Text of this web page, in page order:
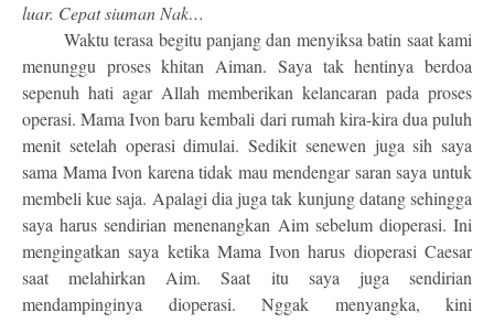
luar. Cepat siuman Nak…
Waktu terasa begitu panjang dan menyiksa batin saat kami
menunggu proses khitan Aiman. Saya tak hentinya berdoa
sepenuh hati agar Allah memberikan kelancaran pada proses
operasi. Mama Ivon baru kembali dari rumah kira-kira dua puluh
menit setelah operasi dimulai. Sedikit senewen juga sih saya
sama Mama Ivon karena tidak mau mendengar saran saya untuk
membeli kue saja. Apalagi dia juga tak kunjung datang sehingga
saya harus sendirian menenangkan Aim sebelum dioperasi. Ini
mengingatkan saya ketika Mama Ivon harus dioperasi Caesar
saat melahirkan Aim. Saat itu saya juga sendirian
mendampinginya dioperasi. Nggak menyangka, kini